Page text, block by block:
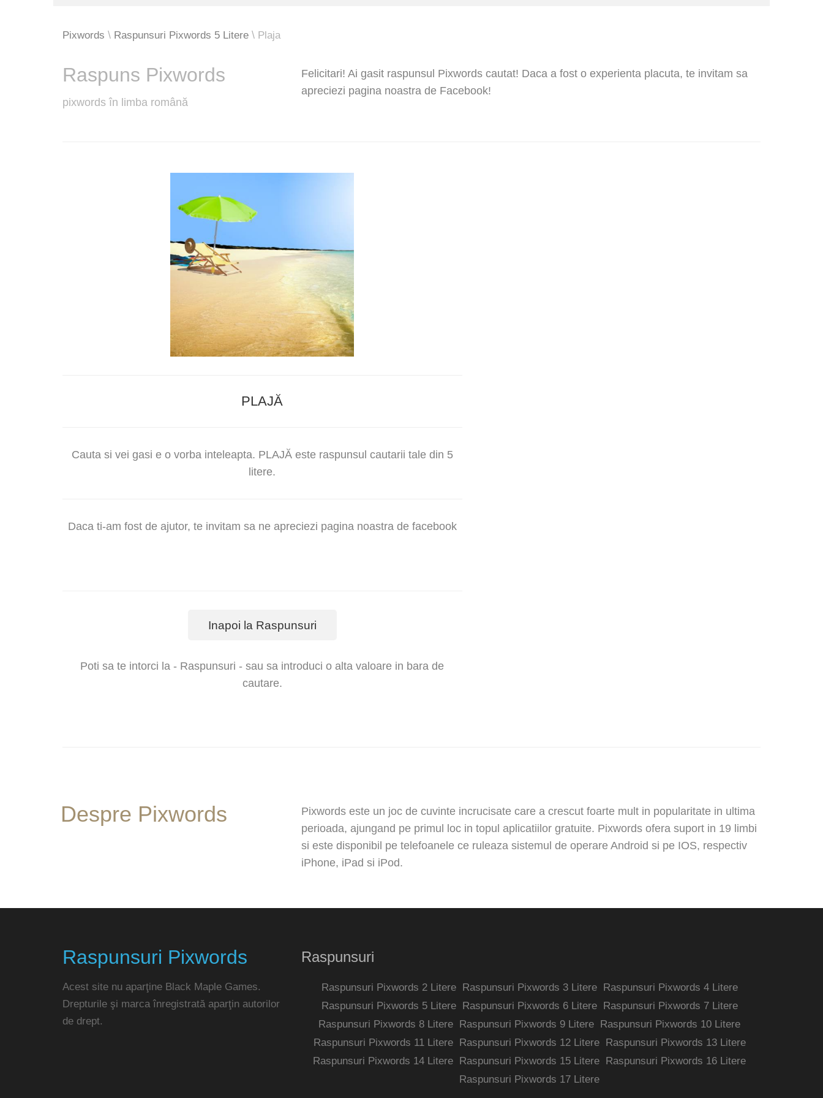
Pixwords Raspunsuri Pixwords 5 Litere Plaja
Raspuns Pixwords
pixwords în limba română
Felicitari! Ai gasit raspunsul Pixwords cautat! Daca a fost o experienta placuta, te invitam sa
apreciezi pagina noastra de Facebook!
PLAJĂ
Cauta si vei gasi e o vorba inteleapta. PLAJĂ este raspunsul cautarii tale din 5
litere.
Daca ti-am fost de ajutor, te invitam sa ne apreciezi pagina noastra de facebook
Inapoi la Raspunsuri
Poti sa te intorci la - Raspunsuri - sau sa introduci o alta valoare in bara de
cautare.
Despre Pixwords
Pixwords este un joc de cuvinte incrucisate care a crescut foarte mult in popularitate in ultima
perioada, ajungand pe primul loc in topul aplicatiilor gratuite. Pixwords ofera suport in 19 limbi
si este disponibil pe telefoanele ce ruleaza sistemul de operare Android si pe IOS, respectiv
iPhone, iPad si iPod.
Raspunsuri Pixwords
Acest site nu aparţine Black Maple Games.
Drepturile şi marca înregistrată aparţin autorilor
de drept.
Raspunsuri
Raspunsuri Pixwords 2 Litere Raspunsuri Pixwords 3 Litere
Raspunsuri Pixwords 4 Litere
Raspunsuri Pixwords 5 Litere
Raspunsuri Pixwords 6 Litere
Raspunsuri Pixwords 7 Litere
Raspunsuri Pixwords 8 Litere Raspunsuri Pixwords 9 Litere Raspunsuri Pixwords 10 Litere
Raspunsuri Pixwords 11 Litere
Raspunsuri Pixwords 12 Litere
Raspunsuri Pixwords 13 Litere
Raspunsuri Pixwords 14 Litere Raspunsuri Pixwords 15 Litere Raspunsuri Pixwords 16 Litere
Raspunsuri Pixwords 17 Litere